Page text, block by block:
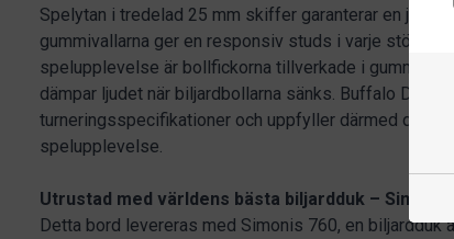
Spelytan i tredelad 25 mm skiffer garanterar en jämn
gummivallarna ger en responsiv studs i varje stöt. För
spelupplevelse är bollfickorna tillverkade i gummi,
dämpar ljudet när biljardbollarna sänks. Buffalo
turneringsspecifikationer och uppfyller därmed de
spelupplevelse.
Utrustad med världens bästa biljardduk – Simonis
Detta bord levereras med Simonis 760, en biljardduk